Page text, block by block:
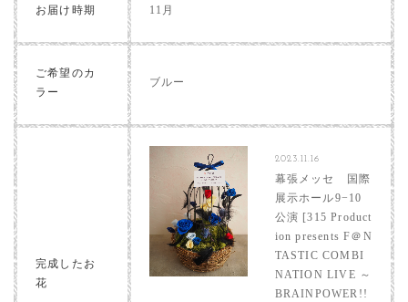
お届け時期 11月
ご希望のカ
ラー
ブルー
完成したお
花
2023.11.16
幕張メッセ 国際
展示ホール9−10
公演 [315 Product
ion presents F＠N
TASTIC COMBI
NATION LIVE ～
BRAINPOWER!!